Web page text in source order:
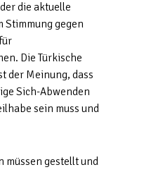
die aktuelle
Stimmung gegen
Die Türkische
der Meinung, dass
Sich-Abwenden
sein muss und
müssen gestellt und